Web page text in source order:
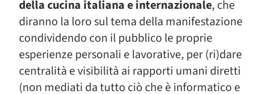
della cucina italiana e internazionale, che
diranno la loro sul tema della manifestazione
condividendo con il pubblico le proprie
esperienze personali e lavorative, per (ri)dare
centralità e visibilità ai rapporti umani diretti
(non mediati da tutto ciò che è informatico e